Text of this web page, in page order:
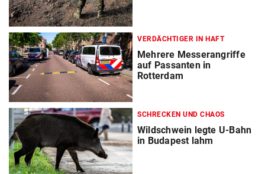
VERDÄCHTIGER IN HAFT
Mehrere Messerangriffe
auf Passanten in
Rotterdam
SCHRECKEN UND CHAOS
Wildschwein legte U-Bahn
in Budapest lahm